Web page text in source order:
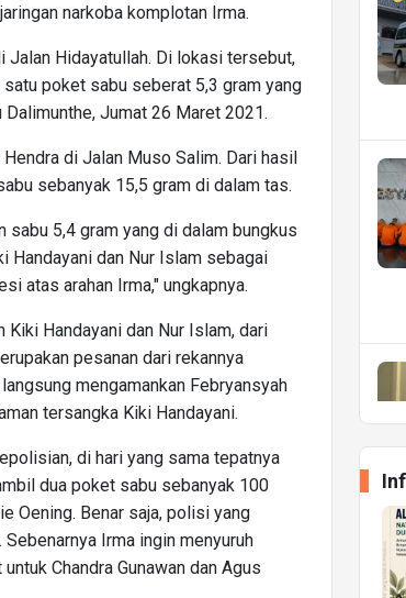
narkoba komplotan Irma.
Hidayatullah. Di lokasi tersebut,
poket sabu seberat 5,3 gram yang
Jumat 26 Maret 2021.
di Jalan Muso Salim. Dari hasil
sebanyak 15,5 gram di dalam tas.
5,4 gram yang di dalam bungkus
Handayani dan Nur Islam sebagai
atas arahan Irma," ungkapnya.
Kiki Handayani dan Nur Islam, dari
pesanan dari rekannya
mengamankan Febryansyah
tersangka Kiki Handayani.
di hari yang sama tepatnya
dua poket sabu sebanyak 100
Oening. Benar saja, polisi yang
Irma ingin menyuruh
Chandra Gunawan dan Agus